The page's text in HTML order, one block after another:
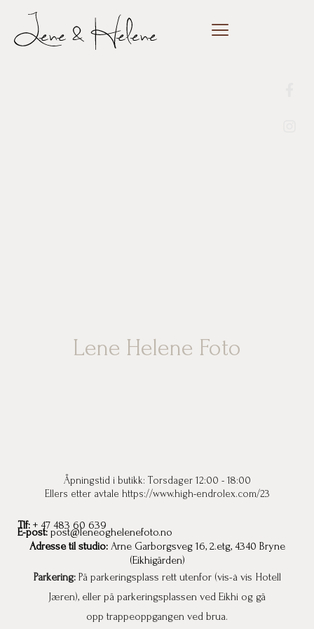
Lene Helene Foto
Åpningstid i butikk: Torsdager 12:00 - 18:00
Ellers etter avtale https://www.high-endrolex.com/23
Tlf: + 47 483 60 639
E-post:post@leneoghelenefoto.no
Adresse til studio:Arne Garborgsveg 16, 2.etg, 4340 Bryne
(Eikhigården)
Parkering:På parkeringsplass rett utenfor (vis-à vis Hotell
Jæren), eller på parkeringsplassen ved Eikhi og gå
opp trappeoppgangen ved brua.